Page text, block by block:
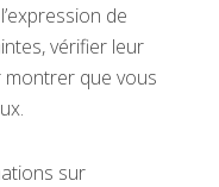
de
vérifier leur
montrer que vous
sur